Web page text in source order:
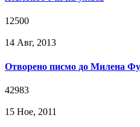
12500
14 Авг, 2013
Отворено писмо до Милена
42983
15 Ное, 2011